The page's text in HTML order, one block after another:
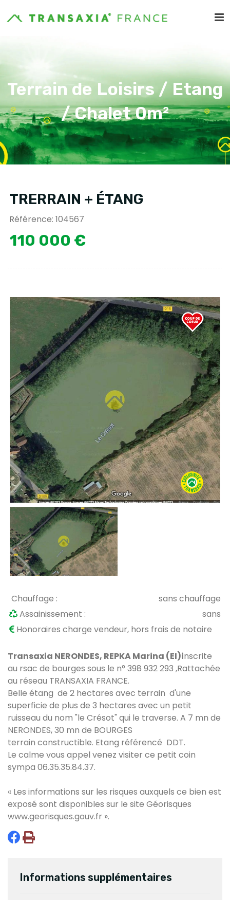
Terrain de Loisirs / Etang
/ Chalet 0m²
TRERRAIN + ÉTANG
Référence: 104567
110 000 €
Chauffage :
sans chauffage
Assainissement :
sans
Honoraires charge vendeur, hors frais de notaire
Transaxia NERONDES, REPKA Marina (EI)inscrite
au rsac de bourges sous le n° 398 932 293 ,Rattachée
au réseau TRANSAXIA FRANCE.
Belle étang de 2 hectares avec terrain d'une
superficie de plus de 3 hectares avec un petit
ruisseau du nom "le Crésot" qui le traverse. A 7 mn de
NERONDES, 30 mn de BOURGES
terrain constructible. Etang référencé DDT.
Le calme vous appel venez visiter ce petit coin
sympa 06.35.35.84.37.
« Les informations sur les risques auxquels ce bien est
exposé sont disponibles sur le site Géorisques
www.georisques.gouv.fr ».
Informations supplémentaires